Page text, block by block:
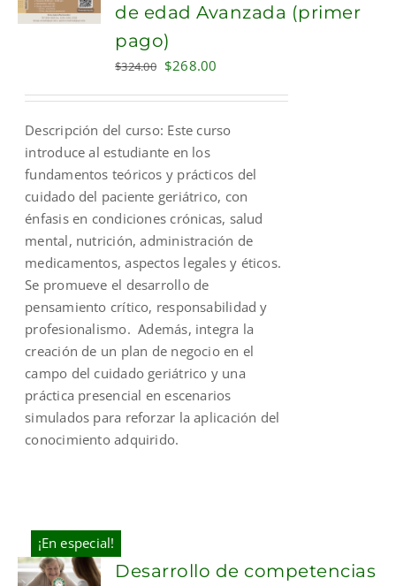
de edad Avanzada (primer
pago)
$324.00 Original
$324.00.
$268.00
$268.00.
Descripción del curso: Este curso
introduce al estudiante en los
fundamentos teóricos y prácticos del
cuidado del paciente geriátrico, con
énfasis en condiciones crónicas, salud
mental, nutrición, administración de
medicamentos, aspectos legales y éticos.
Se promueve el desarrollo de
pensamiento crítico, responsabilidad y
profesionalismo. Además, integra la
creación de un plan de negocio en el
campo del cuidado geriátrico y una
práctica presencial en escenarios
simulados para reforzar la aplicación del
conocimiento adquirido.
¡En especial!
ADD TO
Desarrollo de competencias